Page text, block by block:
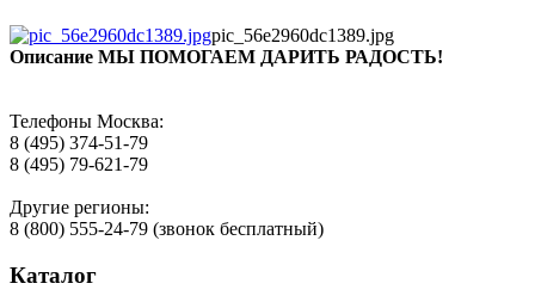
pic_56e2960dc1389.jpg
Описание МЫ ПОМОГАЕМ ДАРИТЬ РАДОСТЬ!
Телефоны Москва:
8 (495) 374-51-79
8 (495) 79-621-79
Другие регионы:
8 (800) 555-24-79 (звонок бесплатный)
Каталог